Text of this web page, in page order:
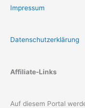
Impressum
Datenschutzerklärung
Affiliate-Links
Auf diesem Portal